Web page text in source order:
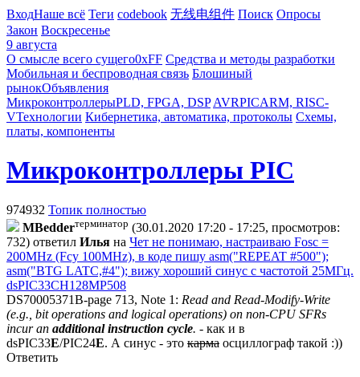
ВходНаше всё Теги codebook 无线电组件 Поиск Опросы
Закон Воскресенье
9 августа
О смысле всего сущего0xFF Средства и методы разработки
Мобильная и беспроводная связь Блошиный
рынокОбъявления
МикроконтроллерыPLD, FPGA, DSP AVRPICARM, RISC-
VТехнологии Кибернетика, автоматика, протоколы Схемы,
платы, компоненты
Микроконтроллеры PIC
974932 Топик полностью
MBedderтерминатор (30.01.2020 17:20 - 17:25, просмотров:
732) ответил Илья на Чет не понимаю, настраиваю Fosc =
200MHz (Fcy 100MHz), в коде пишу asm("REPEAT #500");
asm("BTG LATC,#4"); вижу хороший синус с частотой 25МГц.
dsPIC33CH128MP508
DS70005371B-page 713, Note 1: Read and Read-Modify-Write
(e.g., bit operations and logical operations) on non-CPU SFRs
incur an additional instruction cycle. - как и в
dsPIC33E/PIC24E. А синус - это карма осциллограф такой :))
Ответить